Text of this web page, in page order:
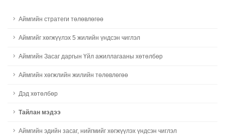
Аймгийн стратеги төлөвлөгөө
Aймгийг хөгжүүлэх 5 жилийн үндсэн чиглэл
Аймгийн Засаг даргын Үйл ажиллагааны хөтөлбөр
Aймгийн хөгжлийн жилийн төлөвлөгөө
Дэд хөтөлбөр
Тайлан мэдээ
Аймгийн эдийн засаг, нийгмийг хөгжүүлэх үндсэн чиглэл